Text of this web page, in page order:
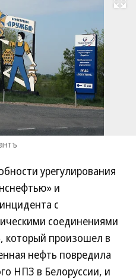
Развернуть
урегулирования
и
с
соединениями
который произошел в
нефть повредила
НПЗ в Белоруссии, и